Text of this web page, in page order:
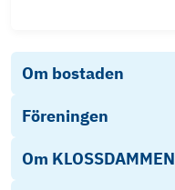
Om bostaden
Föreningen
Om KLOSSDAMMEN